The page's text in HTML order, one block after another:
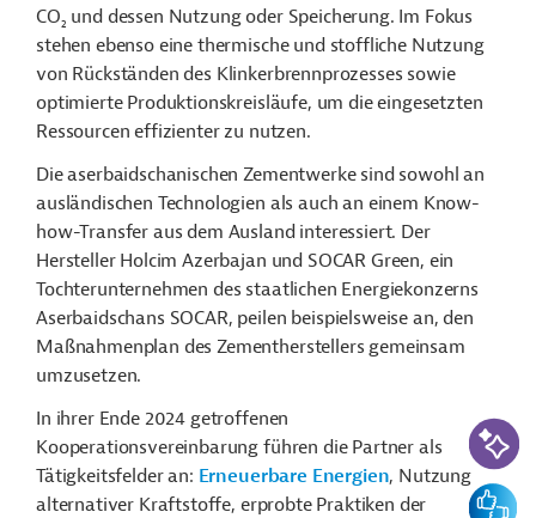
CO2 und dessen Nutzung oder Speicherung. Im Fokus
stehen ebenso eine thermische und stoffliche Nutzung
von Rückständen des Klinkerbrennprozesses sowie
optimierte Produktionskreisläufe, um die eingesetzten
Ressourcen effizienter zu nutzen.
Die aserbaidschanischen Zementwerke sind sowohl an
ausländischen Technologien als auch an einem Know-
how-Transfer aus dem Ausland interessiert. Der
Hersteller Holcim Azerbajan und SOCAR Green, ein
Tochterunternehmen des staatlichen Energiekonzerns
Aserbaidschans SOCAR, peilen beispielsweise an, den
Maßnahmenplan des Zementherstellers gemeinsam
umzusetzen.
In ihrer Ende 2024 getroffenen
Kooperationsvereinbarung führen die Partner als
Tätigkeitsfelder an: Erneuerbare Energien, Nutzung
alternativer Kraftstoffe, erprobte Praktiken der
KI-